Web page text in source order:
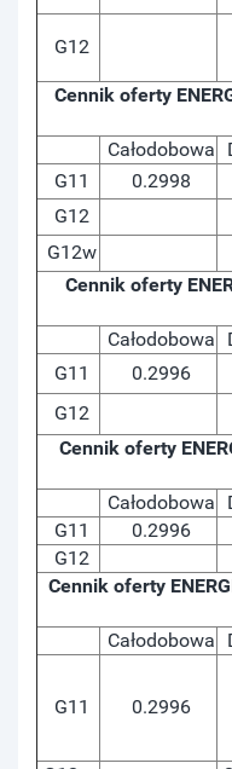
G12
Cennik oferty
Całodobowa
G11
0.2998
G12
G12w
Cennik oferty
Całodobowa
G11
0.2996
G12
Cennik oferty
Całodobowa
G11
0.2996
G12
Cennik oferty
Całodobowa
G11 0.2996